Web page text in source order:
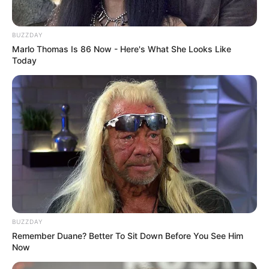
Pełna rozpiska premier tygodnia na polskim
iTunes
wersja
BUZZDAY
Marlo Thomas Is 86 Now - Here's What She Looks Like
Today
BUZZDAY
Remember Duane? Better To Sit Down Before You See Him
Now